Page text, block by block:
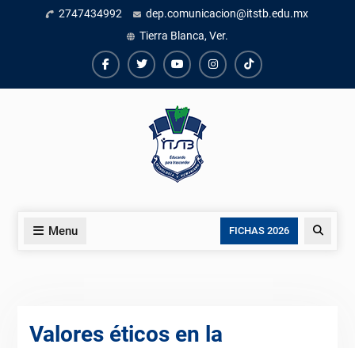
2747434992
dep.comunicacion@itstb.edu.mx
Tierra Blanca, Ver.
FacebookTwiterYoutubeinstagram
TikTok
Menu FICHAS 2026 Search
Valores éticos en la